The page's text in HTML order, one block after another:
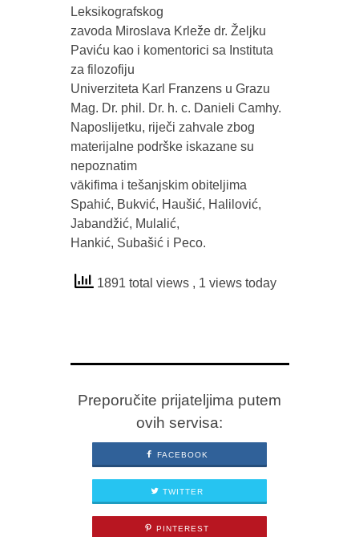
Leksikografskog
zavoda Miroslava Krleže dr. Željku
Paviću kao i komentorici sa Instituta
za filozofiju
Univerziteta Karl Franzens u Grazu
Mag. Dr. phil. Dr. h. c. Danieli Camhy.
Naposlijetku, riječi zahvale zbog
materijalne podrške iskazane su
nepoznatim
vākifima i tešanjskim obiteljima
Spahić, Bukvić, Haušić, Halilović,
Jabandžić, Mulalić,
Hankić, Subašić i Peco.
1891 total views , 1 views today
Preporučite prijateljima putem
ovih servisa:
FACEBOOK
TWITTER
PINTEREST